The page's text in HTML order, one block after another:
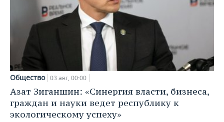
Общество 03 авг, 00:00
Азат Зиганшин: «Синергия власти, бизнеса,
граждан и науки ведет республику к
экологическому успеху»